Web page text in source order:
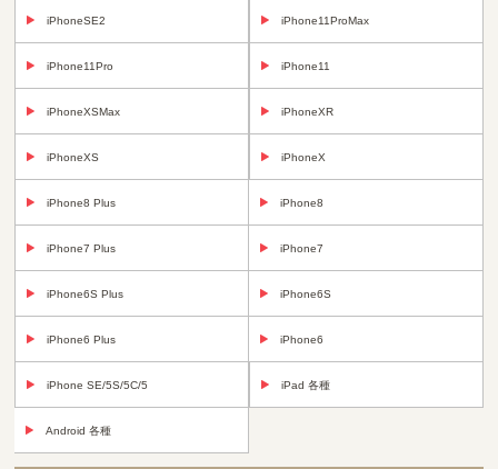
iPhoneSE2 iPhone11ProMax
iPhone11Pro iPhone11
iPhoneXSMax iPhoneXR
iPhoneXS iPhoneX
iPhone8 Plus iPhone8
iPhone7 Plus iPhone7
iPhone6S Plus iPhone6S
iPhone6 Plus iPhone6
iPhone SE/5S/5C/5 iPad 各種
Android 各種